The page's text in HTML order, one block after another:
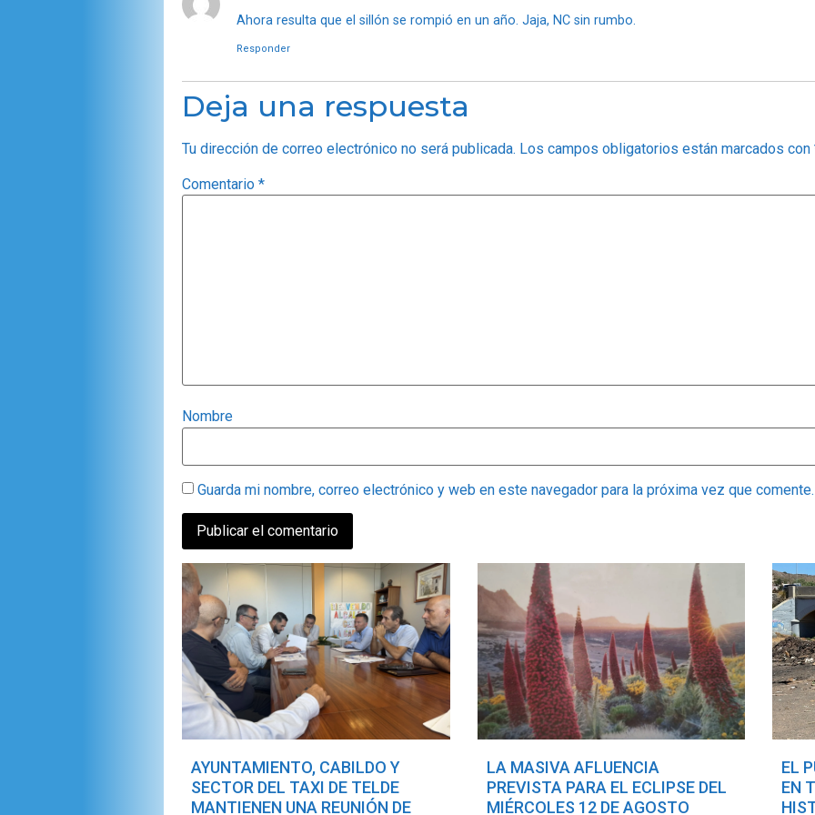
Ahora resulta que el sillón se rompió en un año. Jaja, NC sin rumbo.
Responder
Deja una respuesta
Tu dirección de correo electrónico no será publicada. Los campos obligatorios están marcados con
Comentario *
Nombre
Guarda mi nombre, correo electrónico y web en este navegador para la próxima vez que comente.
AYUNTAMIENTO, CABILDO Y
SECTOR DEL TAXI DE TELDE
MANTIENEN UNA REUNIÓN DE
LA MASIVA AFLUENCIA
PREVISTA PARA EL ECLIPSE DEL
MIÉRCOLES 12 DE AGOSTO
EL
EN